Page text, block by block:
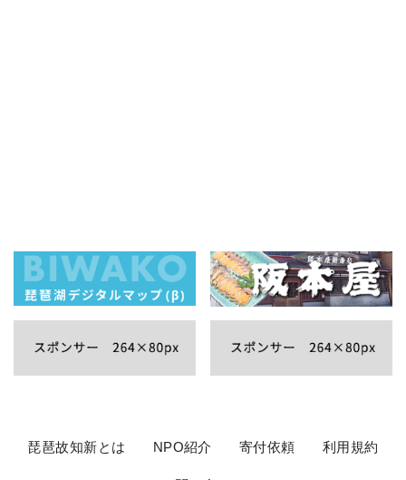
琵琶故知新とは NPO紹介 寄付依頼 利用規約